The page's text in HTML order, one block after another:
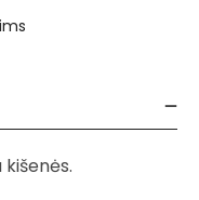
kišenės.